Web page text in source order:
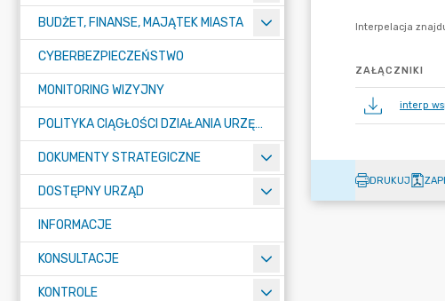
BUDŻET, FINANSE, MAJĄTEK MIASTA
CYBERBEZPIECZEŃSTWO
MONITORING WIZYJNY
POLITYKA CIĄGŁOŚCI DZIAŁANIA URZĘDU MIASTA ŻORY
DOKUMENTY STRATEGICZNE
DOSTĘPNY URZĄD
INFORMACJE
KONSULTACJE
KONTROLE
ZAŁĄCZNIKI
interp
DRUKUJ